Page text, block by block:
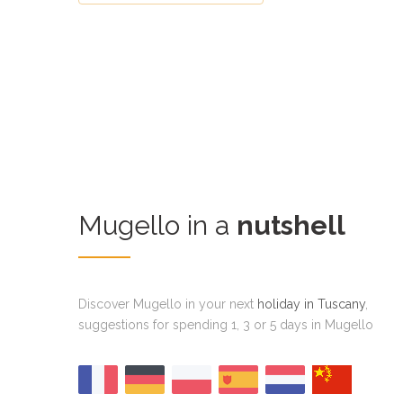
Mugello in a nutshell
Discover Mugello in your next holiday in Tuscany
suggestions for spending 1, 3 or 5 days in Mugello